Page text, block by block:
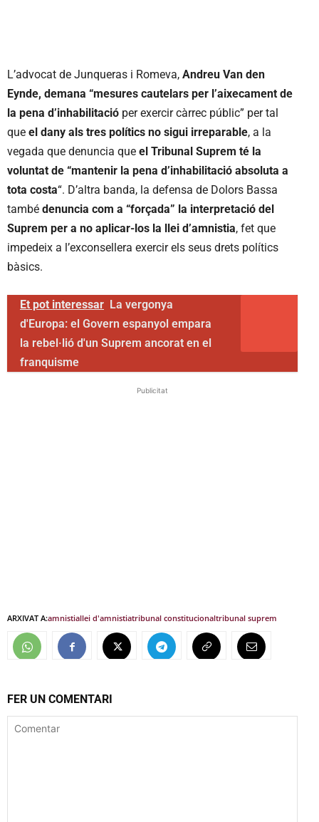
L’advocat de Junqueras i Romeva, Andreu Van den
Eynde, demana “mesures cautelars per l’aixecament de
la pena d’inhabilitació per exercir càrrec públic” per tal
que el dany als tres polítics no sigui irreparable, a la
vegada que denuncia que el Tribunal Suprem té la
voluntat de “mantenir la pena d’inhabilitació absoluta a
tota costa“. D’altra banda, la defensa de Dolors Bassa
també denuncia com a “forçada” la interpretació del
Suprem per a no aplicar-los la llei d’amnistia, fet que
impedeix a l’exconsellera exercir els seus drets polítics
bàsics.
Et pot interessar La vergonya
d'Europa: el Govern espanyol empara
la rebel·lió d'un Suprem ancorat en el
franquisme
Publicitat
ARXIVAT A:amnistiallei d'amnistiatribunal constitucionaltribunal suprem
FER UN COMENTARI